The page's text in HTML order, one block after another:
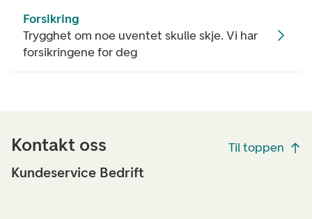
Forsikring
Trygghet om noe uventet skulle skje. Vi har
forsikringene for deg
Kontakt oss Til toppen
Kundeservice Bedrift